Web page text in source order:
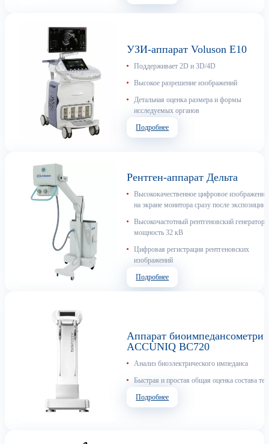
УЗИ-аппарат Voluson E10
Поддерживает 2D и 3D/4D
Высокое разрешение изображений
Детальная оценка размера и формы
исследуемых органов
Подробнее
Рентген-аппарат Дельта
Высококачественное цифровое изображение
на экране монитора сразу после экспозиции
Высокочастотный рентгеновский генератор,
мощность 32 кВ
Цифровая регистрация рентгеновских
изображений
Подробнее
Аппарат
ACCUNIQ BC720
Анализ биоэлектрического импеданса
Быстрая и простая общая оценка состава
Подробнее